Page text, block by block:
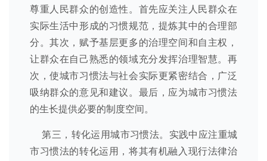
尊重人民群众的创造性。首先应关注人民群众在
实际生活中形成的习惯规范，提炼其中的合理部
分。其次，赋予基层更多的治理空间和自主权，
让群众在自己熟悉的领域充分发挥治理智慧。再
次，使城市习惯法与社会实际更紧密结合，广泛
吸纳群众的意见和建议。最后，应为城市习惯法
的生长提供必要的制度空间。
第三，转化运用城市习惯法。实践中应注重城
市习惯法的转化运用，将其有机融入现行法律治